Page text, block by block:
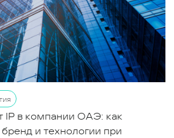
IP в компании ОАЭ: как
и технологии при